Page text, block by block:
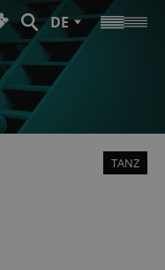
DE
TANZ